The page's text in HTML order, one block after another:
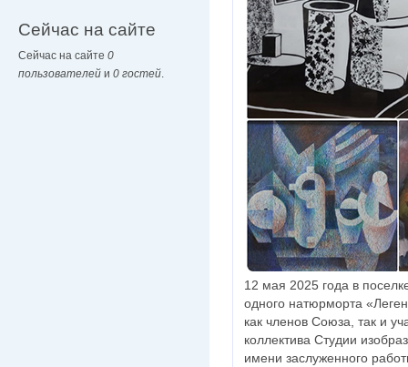
Сейчас на сайте
Сейчас на сайте 0
пользователей и 0 гостей
12 мая 2025 года в
одного натюрморта
как членов Союза, так и
коллектива Студии
имени заслуженного